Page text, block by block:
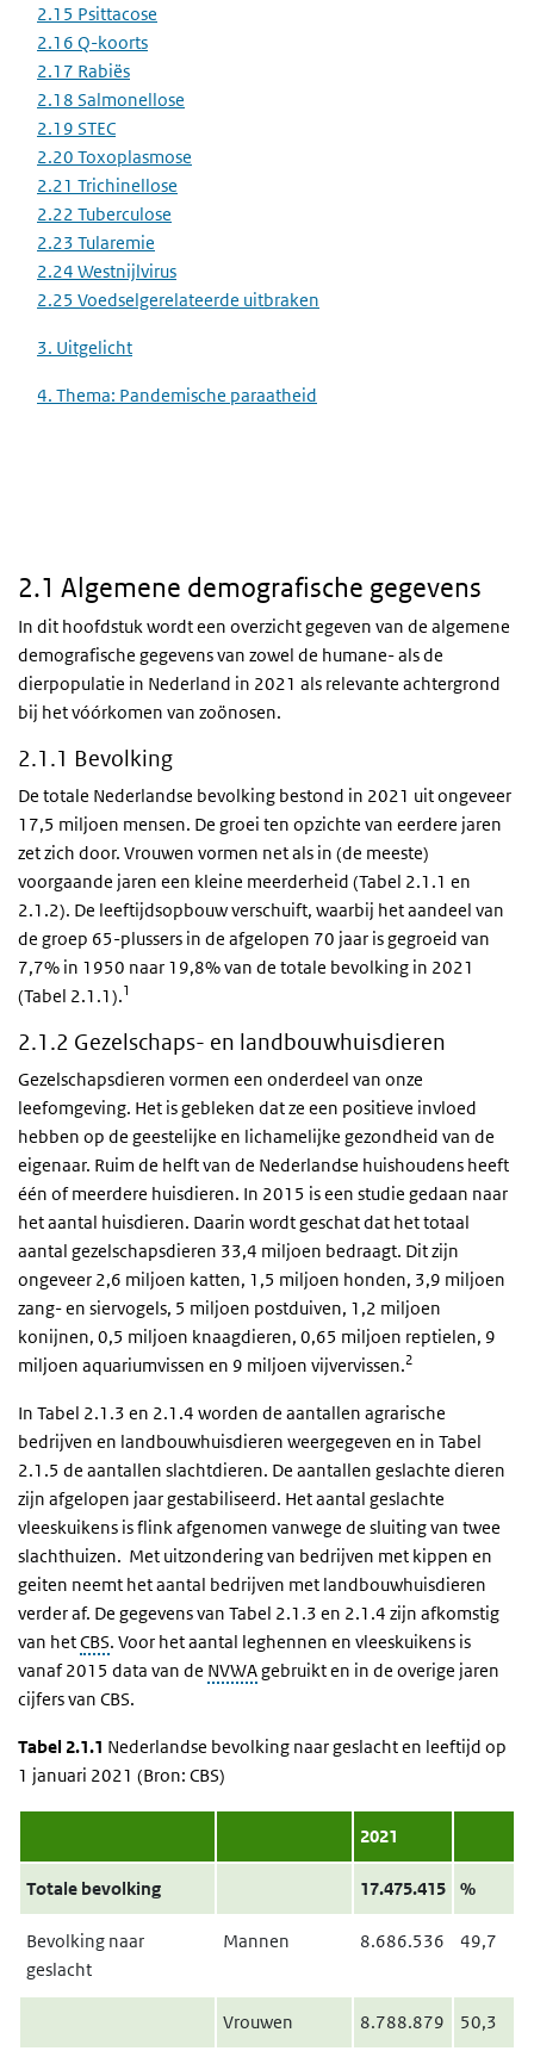
2.1 Algemene demografische gegevens
In dit hoofdstuk wordt een overzicht gegeven van de algemene
demografische gegevens van zowel de humane- als de
dierpopulatie in Nederland in 2021 als relevante achtergrond
bij het vóórkomen van zoönosen.
2.1.1 Bevolking
De totale Nederlandse bevolking bestond in 2021 uit ongeveer
17,5 miljoen mensen. De groei ten opzichte van eerdere jaren
zet zich door. Vrouwen vormen net als in (de meeste)
voorgaande jaren een kleine meerderheid (Tabel 2.1.1 en
2.1.2). De leeftijdsopbouw verschuift, waarbij het aandeel van
de groep 65-plussers in de afgelopen 70 jaar is gegroeid van
7,7% in 1950 naar 19,8% van de totale bevolking in 2021
(Tabel 2.1.1).1
2.1.2 Gezelschaps- en landbouwhuisdieren
Gezelschapsdieren vormen een onderdeel van onze
leefomgeving. Het is gebleken dat ze een positieve invloed
hebben op de geestelijke en lichamelijke gezondheid van de
eigenaar. Ruim de helft van de Nederlandse huishoudens heeft
één of meerdere huisdieren. In 2015 is een studie gedaan naar
het aantal huisdieren. Daarin wordt geschat dat het totaal
aantal gezelschapsdieren 33,4 miljoen bedraagt. Dit zijn
ongeveer 2,6 miljoen katten, 1,5 miljoen honden, 3,9 miljoen
zang- en siervogels, 5 miljoen postduiven, 1,2 miljoen
konijnen, 0,5 miljoen knaagdieren, 0,65 miljoen reptielen, 9
miljoen aquariumvissen en 9 miljoen vijvervissen.2
In Tabel 2.1.3 en 2.1.4 worden de aantallen agrarische
bedrijven en landbouwhuisdieren weergegeven en in Tabel
2.1.5 de aantallen slachtdieren. De aantallen geslachte dieren
zijn afgelopen jaar gestabiliseerd. Het aantal geslachte
vleeskuikens is flink afgenomen vanwege de sluiting van twee
slachthuizen. Met uitzondering van bedrijven met kippen en
geiten neemt het aantal bedrijven met landbouwhuisdieren
verder af. De gegevens van Tabel 2.1.3 en 2.1.4 zijn afkomstig
van hetCBS. Voor het aantal leghennen en vleeskuikens is
vanaf 2015 data van de NVWAgebruikt en in de overige jaren
cijfers van CBS.
Tabel 2.1.1 Nederlandse bevolking naar geslacht en leeftijd op
1 januari 2021 (Bron: CBS)
2021
Totale bevolking 17.475.415 %
Bevolking naar
geslacht
Mannen 8.686.536 49,7
Vrouwen 8.788.879 50,3
2.15 Psittacose
2.16 Q-koorts
2.17 Rabiës
2.18 Salmonellose
2.19 STEC
2.20 Toxoplasmose
2.21 Trichinellose
2.22 Tuberculose
2.23 Tularemie
2.24 Westnijlvirus
2.25 Voedselgerelateerde uitbraken
3. Uitgelicht
4. Thema: Pandemische paraatheid